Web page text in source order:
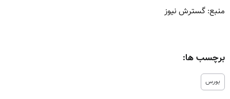
منبع: گسترش نیوز
برچسب ها:
بورس